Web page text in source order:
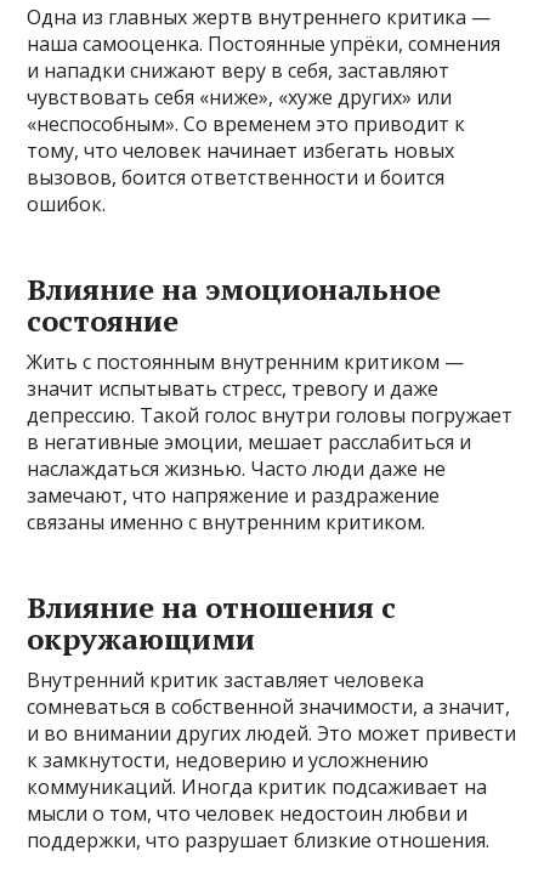
Одна из главных жертв внутреннего критика —
наша самооценка. Постоянные упрёки, сомнения
и нападки снижают веру в себя, заставляют
чувствовать себя «ниже», «хуже других» или
«неспособным». Со временем это приводит к
тому, что человек начинает избегать новых
вызовов, боится ответственности и боится
ошибок.
Влияние на эмоциональное
состояние
Жить с постоянным внутренним критиком —
значит испытывать стресс, тревогу и даже
депрессию. Такой голос внутри головы погружает
в негативные эмоции, мешает расслабиться и
наслаждаться жизнью. Часто люди даже не
замечают, что напряжение и раздражение
связаны именно с внутренним критиком.
Влияние на отношения с
окружающими
Внутренний критик заставляет человека
сомневаться в собственной значимости, а значит,
и во внимании других людей. Это может привести
к замкнутости, недоверию и усложнению
коммуникаций. Иногда критик подсаживает на
мысли о том, что человек недостоин любви и
поддержки, что разрушает близкие отношения.